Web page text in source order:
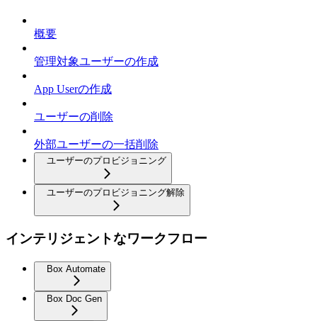
概要
管理対象ユーザーの作成
App Userの作成
ユーザーの削除
外部ユーザーの一括削除
ユーザーのプロビジョニング
ユーザーのプロビジョニング解除
インテリジェントなワークフロー
Box Automate
Box Doc Gen